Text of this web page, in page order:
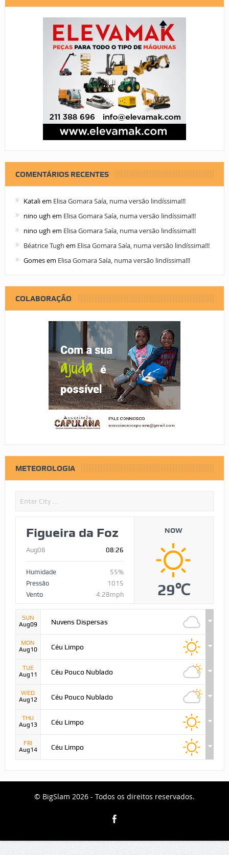
COMENTÁRIOS RECENTES
Kataliem Elisa Gomara Saía, numa versão lindíssima!!!
nino ugh em Elisa Gomara Saía, numa versão lindíssima!!!
nino ugh em Elisa Gomara Saía, numa versão lindíssima!!!
Béatrice Tugh em Elisa Gomara Saía, numa versão lindíssima!!!
Gomesem Elisa Gomara Saía, numa versão lindíssima!!!
COLABORAÇÃO
METEOROLOGIA
Figueira da Foz
Aug08 08:26
Humidade
55%
Pressão
1015
Vento
4.28mph
NOW
29℃
SUN
Aug09
Nuvens Dispersas
MON
Aug10
Céu Limpo
TUE
Aug11
Céu Pouco Nublado
WED
Aug12
Céu Pouco Nublado
THU
Aug13
Céu Limpo
FRI
Aug14
Céu Limpo
© BigSlam 2026 - Todos os direitos reservados.